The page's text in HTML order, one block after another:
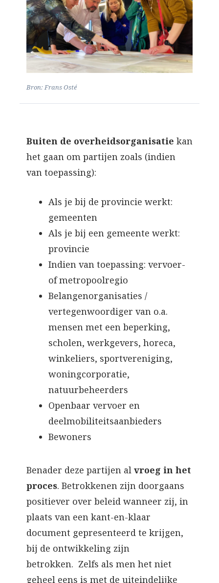
Bron: Frans Osté
Buiten de overheidsorganisatie kan
het gaan om partijen zoals (indien
van toepassing):
Als je bij de provincie werkt:
gemeenten
Als je bij een gemeente werkt:
provincie
Indien van toepassing: vervoer-
of metropoolregio
Belangenorganisaties /
vertegenwoordiger van o.a.
mensen met een beperking,
scholen, werkgevers, horeca,
winkeliers, sportvereniging,
woningcorporatie,
natuurbeheerders
Openbaar vervoer en
deelmobiliteitsaanbieders
Bewoners
Benader deze partijen al vroeg in het
proces. Betrokkenen zijn doorgaans
positiever over beleid wanneer zij, in
plaats van een kant-en-klaar
document gepresenteerd te krijgen,
bij de ontwikkeling zijn
betrokken. Zelfs als men het niet
geheel eens is met de uiteindelijke